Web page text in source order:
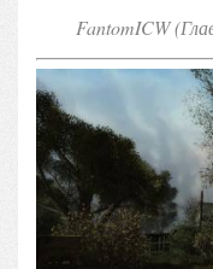
FantomICW